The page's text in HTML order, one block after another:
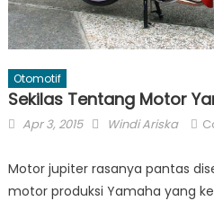
Otomotif
Sekilas Tentang Motor
Posted
Apr 3, 2015 Author
Windi Ariska
Motor jupiter rasanya pantas
motor produksi Yamaha yang